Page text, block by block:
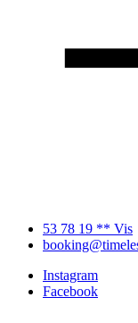
53 78 19 ** Vis
Instagram
Facebook